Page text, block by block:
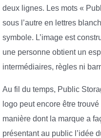
deux lignes. Les mots «
sous l’autre en lettres
symbole. L’image est
une personne obtient un
intermédiaires, règles ni
Au fil du temps, Public
logo peut encore être
manière dont la marque a
présentant au public l’idée